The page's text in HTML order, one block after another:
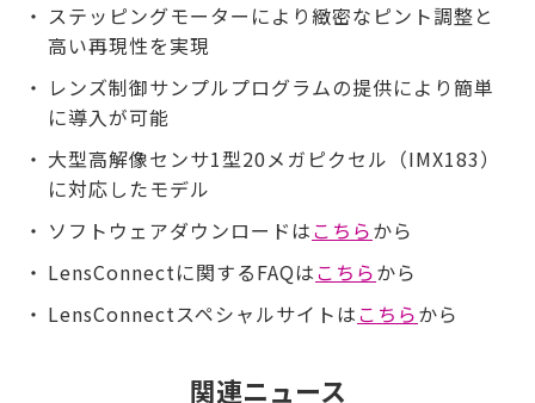
ステッピングモーターにより緻密なピント調整と
高い再現性を実現
レンズ制御サンプルプログラムの提供により簡単
に導入が可能
大型高解像センサ1型20メガピクセル（IMX183）
に対応したモデル
ソフトウェアダウンロードはこちらから
LensConnectに関するFAQはこちらから
LensConnectスペシャルサイトはこちらから
関連ニュース